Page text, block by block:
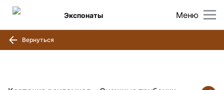
Меню
Экспонаты
Вернуться